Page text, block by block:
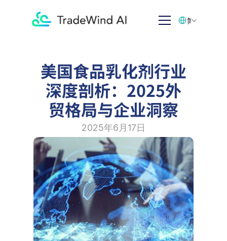
美国食品乳化剂行业
深度剖析：2025外
贸格局与企业洞察
2025年6月17日
简体中文